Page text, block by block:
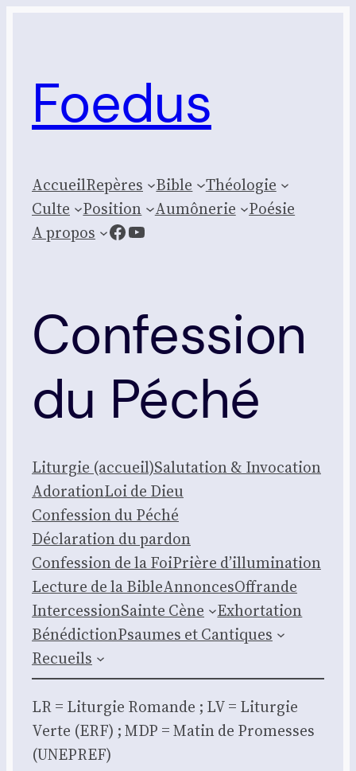
Foedus
AccueilRepères Bible
Théologie
Culte
Posi­tion Aumônerie
Poésie
A propos
Facebook
YouTube
Confession
du Péché
Litur­gie (accueil)Salu­ta­tion & Invo­ca­tion
Ado­ra­tionLoi de Dieu
Confes­sion du Péché
Décla­ra­tion du par­don
Confes­sion de la FoiPrière d’illumination
Lec­ture de la BibleAnnoncesOffrande
Inter­ces­sionSainte Cène
Exhor­ta­tion
Béné­dic­tionPsaumes et Can­tiques
Recueils
LR = Litur­gie Romande ; LV = Litur­gie
Verte (ERF) ; MDP = Matin de Pro­messes
(UNEPREF)